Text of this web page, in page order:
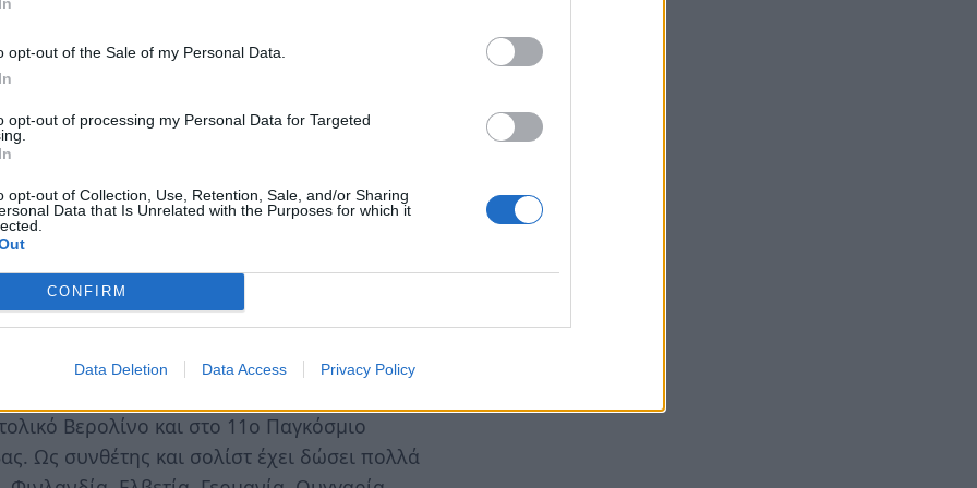
opt-out of the Sale of my Personal Data.
opt-out of processing my Personal Data for Targeted
opt-out of Collection, Use, Retention, Sale, and/or Sharing
Data that Is Unrelated with the Purposes for which it
CONFIRM
Data Deletion Data Access Privacy Policy
ο τόπος».
στη φυλακή δίπλα στη μητέρα του, που
μαθήματα κιθάρας στο Εθνικό Ωδείο με
το 1969 με Άριστα. Το 1970
η έδρα κλασικής κιθάρας στη Scuola
Το 1970 επίσης παρακολούθησε τα
στην Ισπανία με τον Jose Tomas.
και από αυτή τη χρονιά δίδαξε κλασική
και 1979 έδωσε ρεσιτάλ στο Φεστιβάλ
Το 1978 πήρε μέρος στο διεθνές
Βερολίνο και στο 11ο Παγκόσμιο
Ως συνθέτης και σολίστ έχει δώσει πολλά